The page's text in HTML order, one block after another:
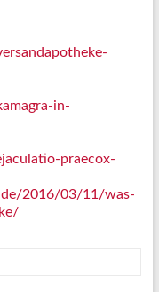
in-
praecox-
2016/03/11/was-